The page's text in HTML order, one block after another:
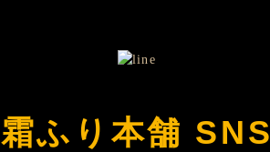
霜ふり本舗 SNS